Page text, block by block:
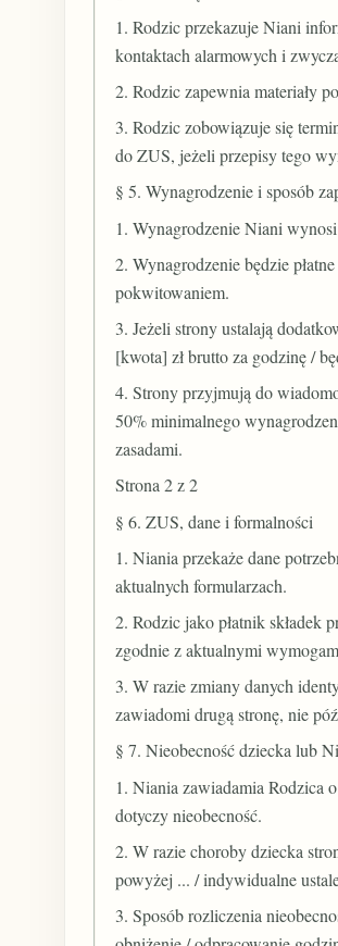
1. Rodzic przekazuje Niani
kontaktach alarmowych i
2. Rodzic zapewnia materiały
3. Rodzic zobowiązuje się
do ZUS, jeżeli przepisy tego
§ 5. Wynagrodzenie i sposób
1. Wynagrodzenie Niani
2. Wynagrodzenie będzie
pokwitowaniem.
3. Jeżeli strony ustalają
[kwota] zł brutto za godzinę /
4. Strony przyjmują do
50% minimalnego
zasadami.
Strona 2 z 2
§ 6. ZUS, dane i formalności
1. Niania przekaże dane
aktualnych formularzach.
2. Rodzic jako płatnik składek
zgodnie z aktualnymi
3. W razie zmiany danych
zawiadomi drugą stronę, nie
§ 7. Nieobecność dziecka lub
1. Niania zawiadamia Rodzica
dotyczy nieobecność.
2. W razie choroby dziecka
powyżej ... / indywidualne
3. Sposób rozliczenia